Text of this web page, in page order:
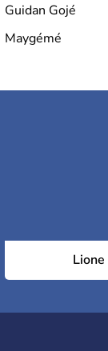
Guidan Gojé
Maygémé
Lione